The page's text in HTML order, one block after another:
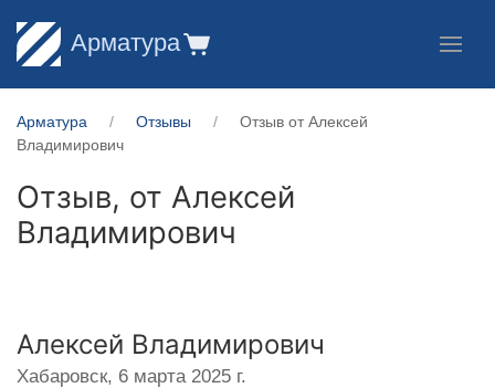
Арматура
Арматура Отзывы
Отзыв от Алексей
Владимирович
Отзыв, от Алексей
Владимирович
Алексей Владимирович
Хабаровск, 6 марта 2025 г.